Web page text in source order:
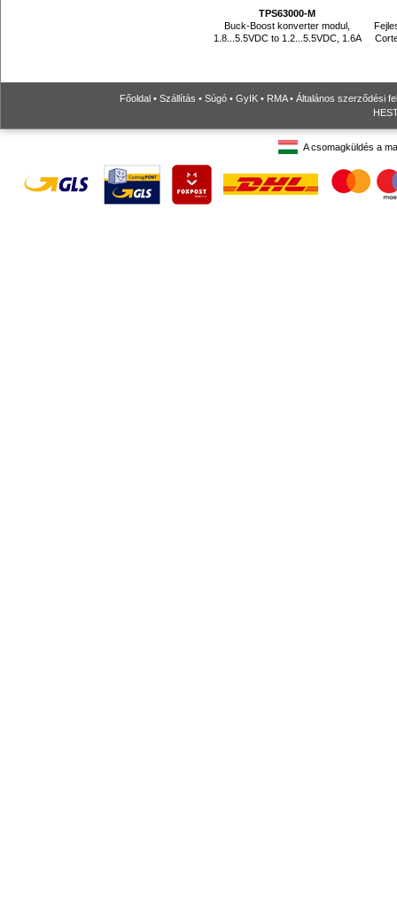
TPS63000-M
Buck-Boost konverter modul,
1.8...5.5VDC to 1.2...5.5VDC, 1.6A
Főoldal • Szállítás • Súgó • GyIK • RMA• Általános szerződési
A csomagküldés a